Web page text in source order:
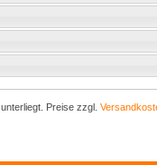
Preise zzgl.